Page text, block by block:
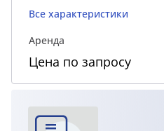
Все характеристики
Аренда
Цена по запросу